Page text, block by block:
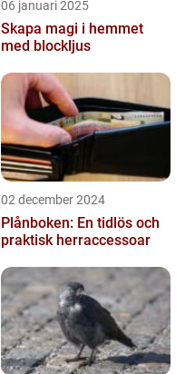
06 januari 2025
Skapa magi i hemmet
med blockljus
02 december 2024
Plånboken: En tidlös och
praktisk herraccessoar